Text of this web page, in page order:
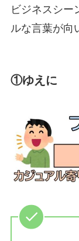
ビジネスシー
ルな言葉が向
①ゆえに